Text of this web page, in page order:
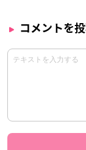
コメントを